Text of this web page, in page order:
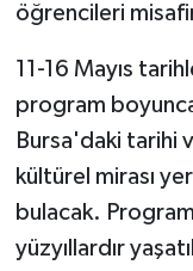
öğrencileri
11-16 Mayıs
program
Bursa'daki tarihi
kültürel mirası
bulacak.
yüzyıllardır